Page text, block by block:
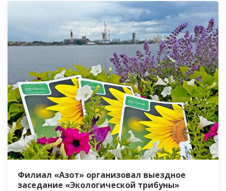
Филиал «Азот» организовал выездное
заседание «Экологической трибуны»